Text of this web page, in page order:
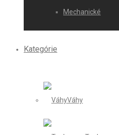
Mechanické
Kategórie
Váhy